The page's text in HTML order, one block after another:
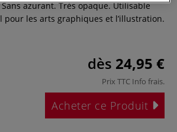
azurant. Très opaque. Utilisable
pour les arts graphiques et l’illustration.
dès 24,95 €
Prix TTC Info frais.
Acheter ce Produit